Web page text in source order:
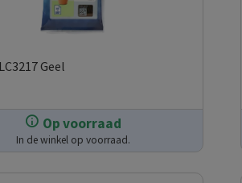
Op voorraad
In de winkel op voorraad.
Geel